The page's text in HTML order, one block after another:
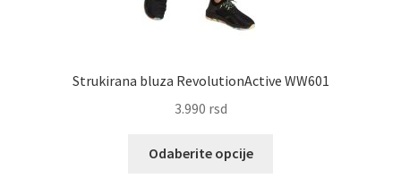
Strukirana bluza RevolutionActive WW601
3.990 rsd
Odaberite opcije